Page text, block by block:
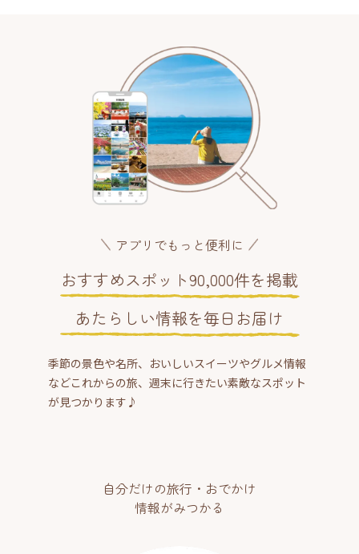
アプリでもっと便利に
おすすめスポット90,000件を掲載
あたらしい情報を毎日お届け
季節の景色や名所、おいしいスイーツやグルメ情報
などこれからの旅、週末に行きたい素敵なスポット
が見つかります♪
自分だけの旅行・おでかけ
情報がみつかる